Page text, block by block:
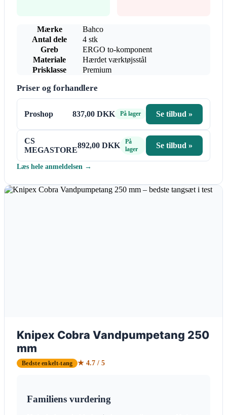
Mærke
Bahco
Antal dele
4 stk
Greb
ERGO to-komponent
Materiale
Hærdet værktøjsstål
Prisklasse
Premium
Priser og forhandlere
Proshop 837,00 DKK På lager Se tilbud »
CS
MEGASTORE
892,00 DKK
På
lager
Se tilbud »
Læs hele anmeldelsen →
Knipex Cobra Vandpumpetang 250
mm
Bedste enkelt-tang ★ 4.7 / 5
Familiens vurdering